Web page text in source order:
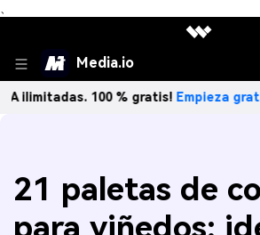
、
Media.io
100 % gratis! Empieza gratis→
21 paletas de